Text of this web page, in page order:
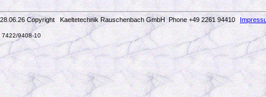
28.06.26 Copyright Kaeltetechnik Rauschenbach GmbHPhone +49 2261 94410
7422/9408-10